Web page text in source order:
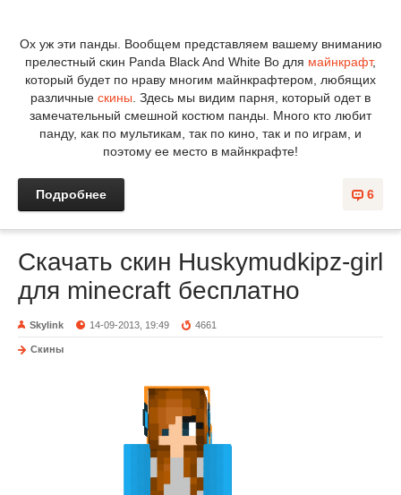
Ох уж эти панды. Вообщем представляем вашему вниманию
прелестный скин Panda Black And White Bo для майнкрафт,
который будет по нраву многим майнкрафтером, любящих
различные скины . Здесь мы видим парня, который одет в
замечательный смешной костюм панды. Много кто любит
панду, как по мультикам, так по кино, так и по играм, и
поэтому ее место в майнкрафте!
6
Подробнее
Скачать скин Huskymudkipz-girl
для minecraft бесплатно
Skylink 14-09-2013, 19:49 4661
Скины